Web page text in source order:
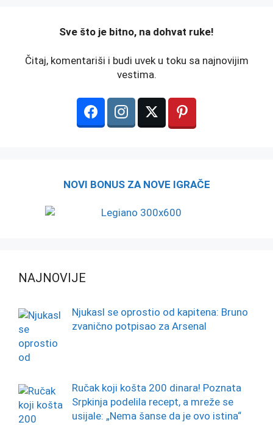
️Sve što je bitno, na dohvat ruke!
Čitaj, komentariši i budi uvek u toku sa najnovijim
vestima.
NOVI BONUS ZA NOVE IGRAČE
NAJNOVIJE
Njukasl se oprostio od kapitena: Bruno
zvanično potpisao za Arsenal
Ručak koji košta 200 dinara! Poznata
Srpkinja podelila recept, a mreže se
usijale: „Nema šanse da je ovo istina“